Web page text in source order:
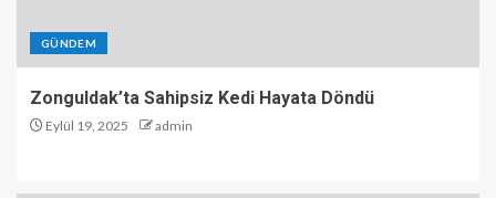
GÜNDEM
Zonguldak’ta Sahipsiz Kedi Hayata Döndü
Eylül 19, 2025 admin